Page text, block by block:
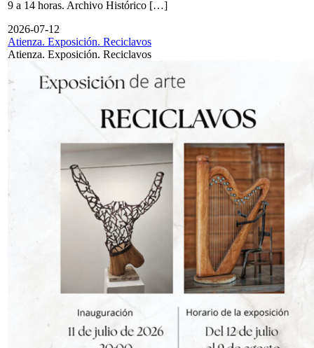
9 a 14 horas. Archivo Histórico […]
2026-07-12
Atienza. Exposición. Reciclavos
Atienza. Exposición. Reciclavos